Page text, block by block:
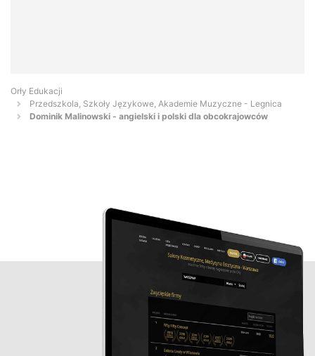
Orły Edukacji
Przedszkola, Szkoły Językowe, Akademie Muzyczne - Legnica
Dominik Malinowski - angielski i polski dla obcokrajowców